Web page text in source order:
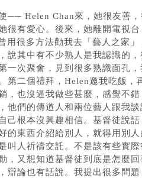
── Helen Chan來，她很友善
很有愛心。後來，她離開電視
用很多方法勸我去「藝人之家
說其中有不少熟人是我認識的
一次聚會，見到很多熟識面孔
第二個禮拜，Helen邀我吃飯，
，也沒逼我做些甚麼，感覺不
他們的傳道人和兩位藝人跟我
己根本沒興趣相信。基督徒說
的東西介紹給別人，就得用別
叫人祈禱交託。不是該有些實
，又想知道基督徒到底是怎麼
辯論也有話說。我提出很多問